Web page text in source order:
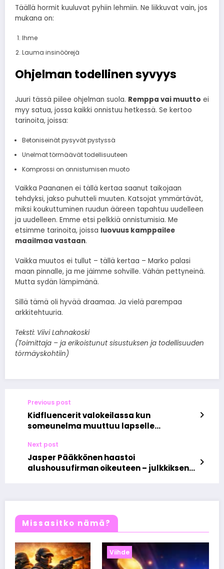
Täällä hormit kuuluvat pyhiin lehmiin. Ne liikkuvat vain, jos
mukana on:
Ihme
Lauma insinöörejä
Ohjelman todellinen syvyys
Juuri tässä piilee ohjelman suola. Remppa vai muutto ei
myy satua, jossa kaikki onnistuu hetkessä. Se kertoo
tarinoita, joissa:
Betoniseinät pysyvät pystyssä
Unelmat törmäävät todellisuuteen
Komprossi on onnistumisen muoto
Vaikka Paananen ei tällä kertaa saanut taikojaan
tehdyksi, jakso puhutteli muuten. Katsojat ymmärtävät,
miksi koukuttuminen ruudun ääreen tapahtuu uudelleen
ja uudelleen. Emme etsi pelkkiä onnistumisia. Me
etsimme tarinoita, joissa luovuus kamppailee
maailmaa vastaan.
Vaikka muutos ei tullut – tällä kertaa – Marko palasi
maan pinnalle, ja me jäimme sohville. Vähän pettyneinä.
Mutta sydän lämpimänä.
Sillä tämä oli hyvää draamaa. Ja vielä parempaa
arkkitehtuuria.
Teksti: Viivi Lahnakoski
(Toimittaja – ja erikoistunut sisustuksen ja todellisuuden
törmäyskohtiin)
Previous post
Kidfluencerit valokeilassa kun
someunelma muuttuu lapselle
Next post
Jasper Pääkkönen haastoi
alushousufirman oikeuteen – julkkiksen
Missasitko nämä?
Viihde